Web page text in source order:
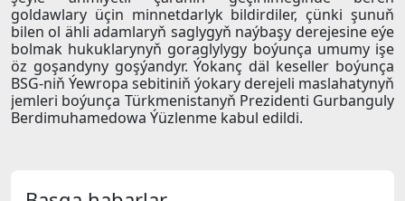
goldawlary üçin minnetdarlyk bildirdiler, çünki şunuň
bilen ol ähli adamlaryň saglygyň naýbaşy derejesine eýe
bolmak hukuklarynyň goraglylygy boýunça umumy işe
öz goşandyny goşýandyr. Ýokanç däl keseller boýunça
BSG-niň Ýewropa sebitiniň ýokary derejeli maslahatynyň
jemleri boýunça Türkmenistanyň Prezidenti Gurbanguly
Berdimuhamedowa Ýüzlenme kabul edildi.